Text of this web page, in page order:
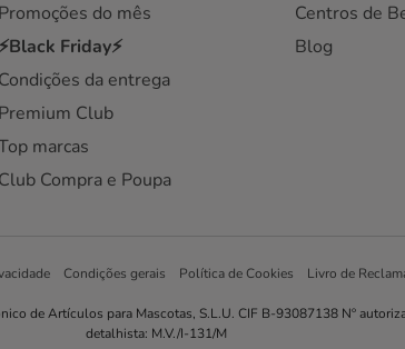
Promoções do mês
⚡Black Friday⚡
Condições da entrega
Premium Club
marcas
Club Compra e Poupa
Centros de
Blog
Condições gerais Política de Cookies Livro de
de Artículos para Mascotas, S.L.U. CIF B-93087138 Nº
detalhista: M.V./I-131/M